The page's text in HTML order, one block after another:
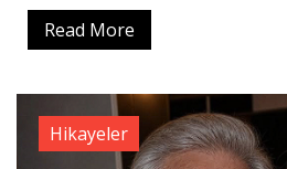
Read More
Hikayeler